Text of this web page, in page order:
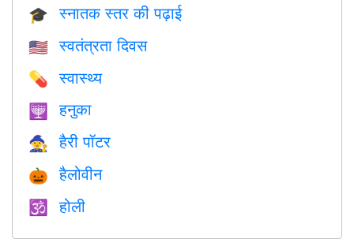
🎓 स्नातक स्तर की पढ़ाई
🇺🇸 स्वतंत्रता दिवस
💊 स्वास्थ्य
🕎 हनुका
🧙 हैरी पॉटर
🎃 हैलोवीन
🕉 होली